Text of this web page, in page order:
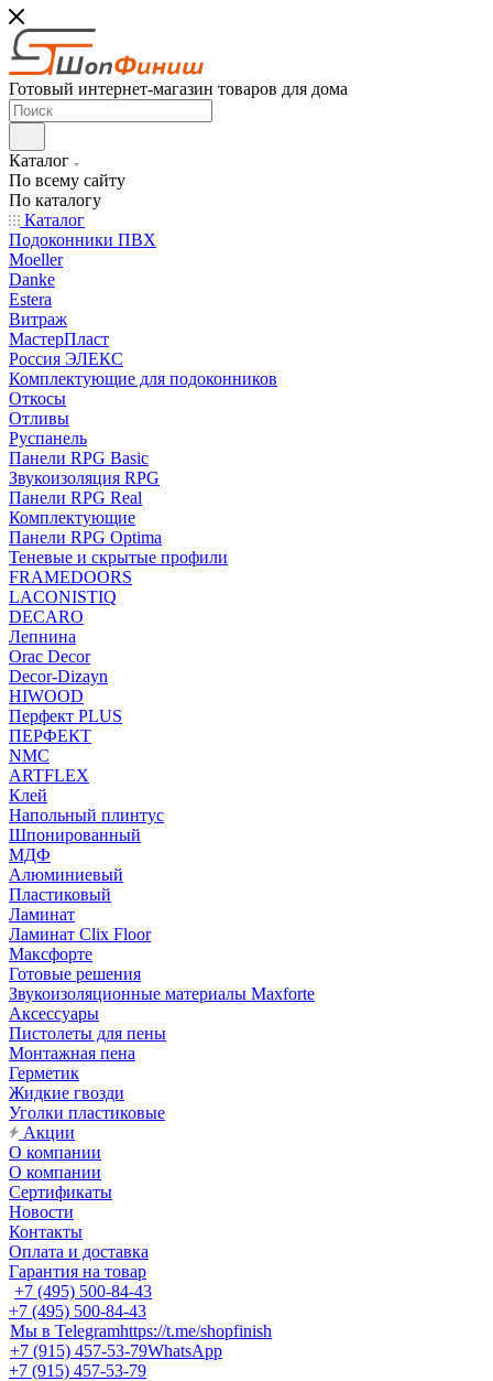
Готовый интернет-магазин товаров для дома
Каталог
По всему сайту
По каталогу
Каталог
Подоконники ПВХ
Moeller
Danke
Estera
Витраж
МастерПласт
Россия ЭЛЕКС
Комплектующие для подоконников
Откосы
Отливы
Руспанель
Панели RPG Basic
Звукоизоляция RPG
Панели RPG Real
Комплектующие
Панели RPG Optima
Теневые и скрытые профили
FRAMEDOORS
LACONISTIQ
DECARO
Лепнина
Orac Decor
Decor-Dizayn
HIWOOD
Перфект PLUS
ПЕРФЕКТ
NMC
ARTFLEX
Клей
Напольный плинтус
Шпонированный
МДФ
Алюминиевый
Пластиковый
Ламинат
Ламинат Clix Floor
Максфорте
Готовые решения
Звукоизоляционные материалы Maxforte
Аксессуары
Пистолеты для пены
Монтажная пена
Герметик
Жидкие гвозди
Уголки пластиковые
Акции
О компании
О компании
Сертификаты
Новости
Контакты
Оплата и доставка
Гарантия на товар
+7 (495) 500-84-43
+7 (495) 500-84-43
Мы в Telegramhttps://t.me/shopfinish
+7 (915) 457-53-79WhatsApp
+7 (915) 457-53-79